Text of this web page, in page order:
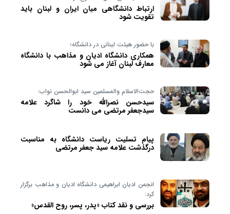
ارتباط دانشگاهی میان ایران و لبنان باید
تقویت شود
با حضور هیئت لبنانی در دانشگاه؛
همکاری دانشگاه ادیان و مذاهب با دانشگاه
معارف لبنان آغاز می شود
حجت‌الاسلام والمسلمین سید ابوالحسن نواب:
سیدحسن نصرالله خود را شاگرد علامه
سیدجعفر مرتضی می‎ دانست
پیام تسلیت ریاست دانشگاه به مناسبت
درگذشت علامه سید جعفر مرتضی
انجمن ادیان ابراهیمی دانشگاه ادیان و مذاهب برگزار
کرد:
بررسی و نقد کتاب «پدر، پسر، روح القدس»